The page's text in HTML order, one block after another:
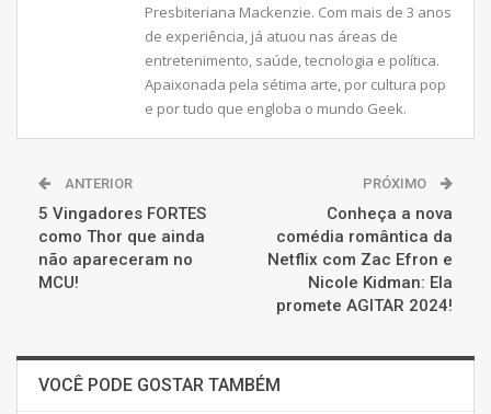
Presbiteriana Mackenzie. Com mais de 3 anos
de experiência, já atuou nas áreas de
entretenimento, saúde, tecnologia e política.
Apaixonada pela sétima arte, por cultura pop
e por tudo que engloba o mundo Geek.
ANTERIOR
5 Vingadores FORTES
como Thor que ainda
não apareceram no
MCU!
PRÓXIMO
Conheça a nova
comédia romântica da
Netflix com Zac Efron e
Nicole Kidman: Ela
promete AGITAR 2024!
VOCÊ PODE GOSTAR TAMBÉM